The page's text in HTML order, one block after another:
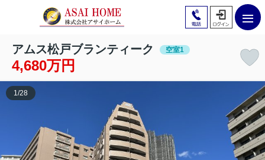
アムス松戸ブランティーク 空室1
4,680万円
1/28